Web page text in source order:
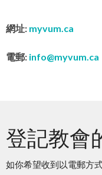
網址: myvum.ca
電郵: info@myvum.ca
登記教會
如你希望收到以電郵方